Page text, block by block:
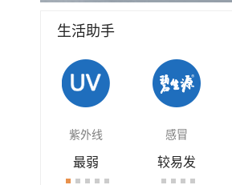
生活助手
紫外线 感冒
最弱 较易发